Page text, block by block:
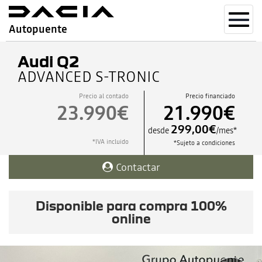
Autopuente
Audi Q2
ADVANCED S-TRONIC
Precio al contado
23.990€
*IVA incluido
Precio financiado
21.990€
desde 299,00€/mes*
*Sujeto a condiciones
Contactar
Disponible para compra 100%
online